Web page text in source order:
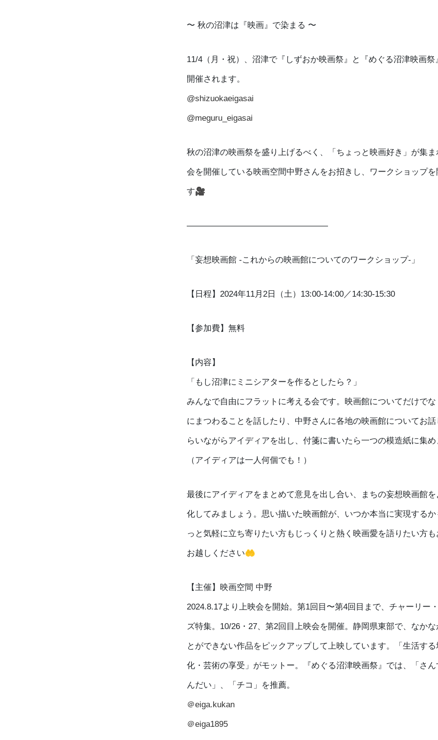
〜 秋の沼津は『映画』で染まる 〜
11/4（月・祝）、沼津で『しずおか映画祭』と『めぐる沼津映画祭
開催されます。
@shizuokaeigasai
@meguru_eigasai
秋の沼津の映画祭を盛り上げるべく、「ちょっと映画好き」が集
会を開催している映画空間中野さんをお招きし、ワークショップ
す🎥
—————————————————
「妄想映画館 -これからの映画館についてのワークショップ-」
【日程】2024年11月2日（土）13:00-14:00／14:30-15:30
【参加費】無料
【内容】
「もし沼津にミニシアターを作るとしたら？」
みんなで自由にフラットに考える会です。映画館についてだけで
にまつわることを話したり、中野さんに各地の映画館についてお
らいながらアイディアを出し、付箋に書いたら一つの模造紙に集
（アイディアは一人何個でも！）
最後にアイディアをまとめて意見を出し合い、まちの妄想映画館
化してみましょう。思い描いた映画館が、いつか本当に実現する
っと気軽に立ち寄りたい方もじっくりと熱く映画愛を語りたい方
お越しください🤲
【主催】映画空間 中野
2024.8.17より上映会を開始。第1回目〜第4回目まで、チャーリー
ズ特集。10/26・27、第2回目上映会を開催。静岡県東部で、なか
とができない作品をピックアップして上映しています。「生活す
化・芸術の享受」がモットー。『めぐる沼津映画祭』では、「さ
んだい」、「チコ」を推薦。
＠eiga.kukan
＠eiga1895